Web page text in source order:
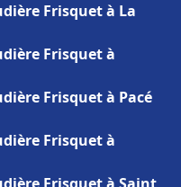
Frisquet à La
Frisquet à
Frisquet à Pacé
Frisquet à